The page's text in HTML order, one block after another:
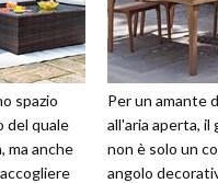
spazio
del quale
ma anche
Per un amante
all'aria aperta, il
non è solo un
angolo